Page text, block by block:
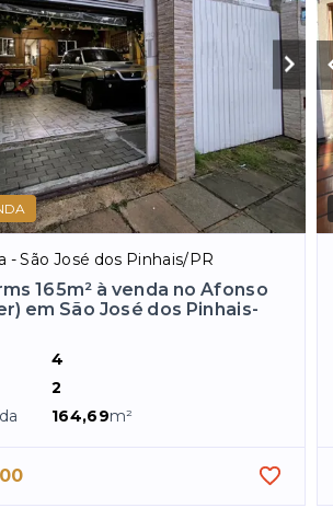
- São José dos Pinhais/PR
165m² à venda no Afonso
em São José dos Pinhais-
4
2
164,69m²